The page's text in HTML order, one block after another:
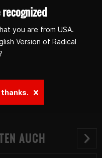
AUCH
recognized
you are from USA.
Version of Radical
thanks.